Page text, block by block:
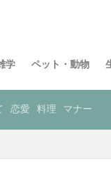
学 ペット・動物
恋愛 料理 マナー